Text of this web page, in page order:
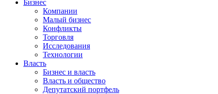
Бизнес
Компании
Малый бизнес
Конфликты
Торговля
Исследования
Технологии
Власть
Бизнес и власть
Власть и общество
Депутатский портфель